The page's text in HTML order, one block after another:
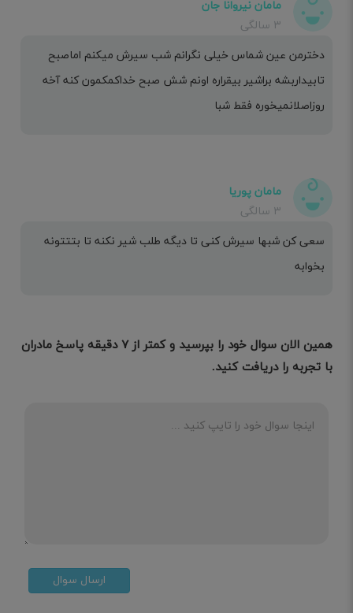
مامان نیروانا جان
۳ سالگی
دخترمن عین شماس خیلی نگرانم شب سیرش میکنم اماصبح
تابیداربشه براشیر بیقراره اونم شش صبح خداکمکمون کنه آخه
روزاصلانمیخوره فقط شبا
مامان پوریا
۳ سالگی
سعی کن شبها سیرش کنی تا دیگه طلب شیر نکنه تا بتتتونه
بخوابه
همین الان سوال خود را بپرسید و کمتر از ۷ دقیقه پاسخ مادران
با تجربه را دریافت کنید.
ارسال سوال